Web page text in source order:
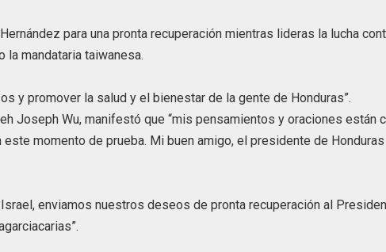
para una pronta recuperación mientras lideras la lucha
la mandataria taiwanesa.
y promover la salud y el bienestar de la gente de Honduras”.
Joseph Wu, manifestó que “mis pensamientos y oraciones están
este momento de prueba. Mi buen amigo, el presidente de
enviamos nuestros deseos de pronta recuperación al